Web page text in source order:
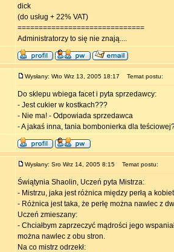
dick
(do usług + 22% VAT)
==============================
Administratorzy to się nie znają....
Wysłany: Wto Wrz 13, 2005 18:17 Temat postu:
Do sklepu wbiega facet i pyta sprzedawcy:
- Jest cukier w kostkach???
- Nie ma! - Odpowiada sprzedawca
- A jakaś inna, tania bombonierka dla
Wysłany: Sro Wrz 14, 2005 8:15 Temat postu:
Świątynia Shaolin, Uczeń pyta Mistrza:
- Mistrzu, jaka jest różnica między perłą a
- Różnica jest taka, że perłę można nawlec z
Uczeń zmieszany:
- Chciałbym zaprzeczyć mądrości jego
można nawlec z obu stron.
Na co mistrz odrzekł: